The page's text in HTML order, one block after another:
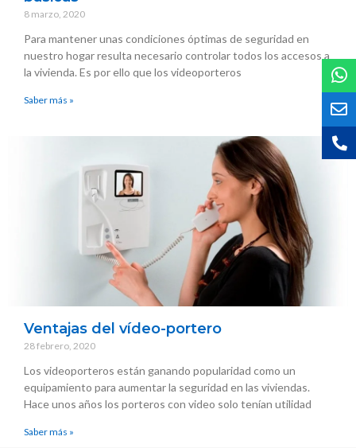
8 marzo, 2020
Para mantener unas condiciones óptimas de seguridad en
nuestro hogar resulta necesario controlar todos los accesos a
la vivienda. Es por ello que los videoporteros
Saber más »
Ventajas del vídeo-portero
28 febrero, 2020
Los videoporteros están ganando popularidad como un
equipamiento para aumentar la seguridad en las viviendas.
Hace unos años los porteros con video solo tenían utilidad
Saber más »